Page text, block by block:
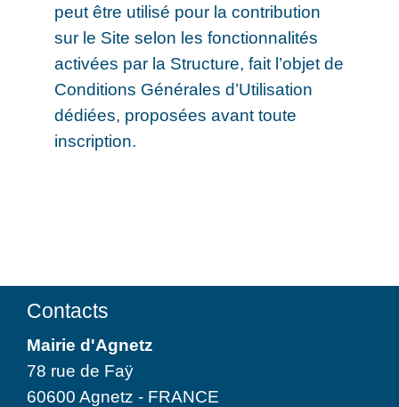
peut être utilisé pour la contribution
sur le Site selon les fonctionnalités
activées par la Structure, fait l’objet de
Conditions Générales d’Utilisation
dédiées, proposées avant toute
inscription.
Contacts
Mairie d'Agnetz
78 rue de Faÿ
60600 Agnetz - FRANCE